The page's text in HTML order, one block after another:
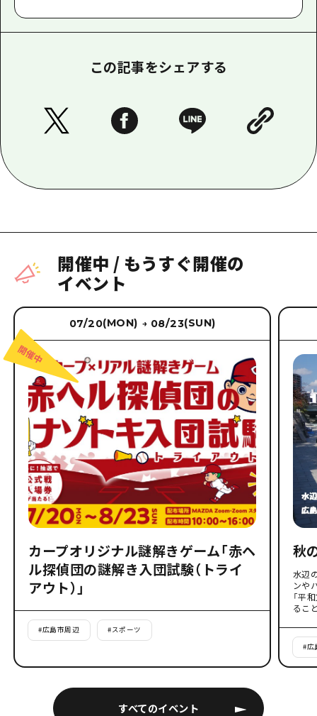
この記事をシェアする
開催中 / もうすぐ開催の
イベント
すべてのイベント
07/20(MON) → 08/23(SUN)
カープオリジナル謎解きゲーム「赤ヘ
ル探偵団の謎解き入団試験（トライ
アウト）」
#広島市周辺 #スポーツ
秋
水辺
ンや
「平
るこ
#広